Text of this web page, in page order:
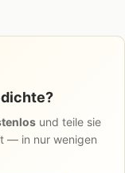
und teile sie
— in nur wenigen